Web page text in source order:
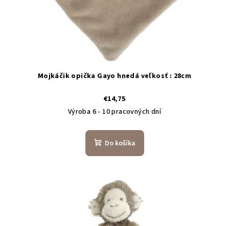
Mojkáčik opička Gayo hnedá veľkosť : 28cm
€14,75
Výroba 6 - 10 pracovných dní
Do košíka